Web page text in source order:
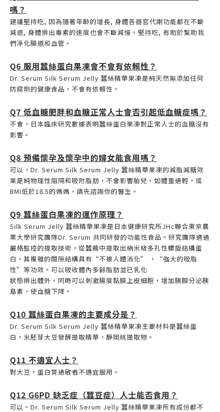
嗎？
建議堅持吃, 因為隨著年齡的增長, 身體各器官代謝功能都在不斷
減退, 身體排出毒素的速度也會不斷減慢。堅持吃, 有助於幫助我
們淨化腸道和血管。
Q6 服用蠶絲蛋白果凍會不會有依賴性？
Dr. Serum Silk Serum Jelly 蠶絲精華果凍是純天然無添加任何
防腐劑的健康食品，不會有依賴性。
Q7 低血糖肥胖和血糖正常人士會否引起低血糖症嗎？
不會，日本臨床研究數據表明蠶絲蛋白果凍對正常人士的血糖沒有
影響。
Q8 預備懷孕及懷孕中的婦女能食用嗎？
可以，Dr. Serum Silk Serum Jelly 蠶絲精華果凍的減脂減糖效
果是純物理性阻隔和吸附脂肪，不會影響胎兒。如體重過輕，或
BMI低於18.5的媽媽，請先諮詢你的醫生。
Q9 蠶絲蛋白果凍的運作原理？
Silk Serum Jelly 蠶絲精華果凍是日本健康研究所JHc聯合東京農
業大學研究團隊Dr. Serum 共同研發的功能性食品。研究團隊通過
嚴格監控的提取技術，從蠶繭中提取出納米級多孔性螺旋結構蛋
白，其複雜的間隙結構具有“不被人體消化” ，“強大的吸脂
性”等功效。可以吸收體內多餘脂肪並已乳化
狀態排出體外。同時可以刺激腸度黏膜上皮細胞，增加胰腺分泌胰
島素，使血糖下降。
Q10 蠶絲蛋白果凍的主要成分是？
Dr. Serum Silk Serum Jelly 蠶絲精華果凍主要材料是蠶絲蛋
白，米胚芽大豆發酵提取精華，靜岡桃提取物。
Q11 不適宜人士？
對大豆，蛋白質過敏者不適宜服用。
Q12 G6PD 缺乏症（蠶豆症）人士能否食用？
可以。Dr. Serum Silk Serum Jelly 蠶絲精華果凍所有成份都不